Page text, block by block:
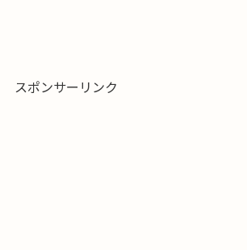
スポンサーリンク